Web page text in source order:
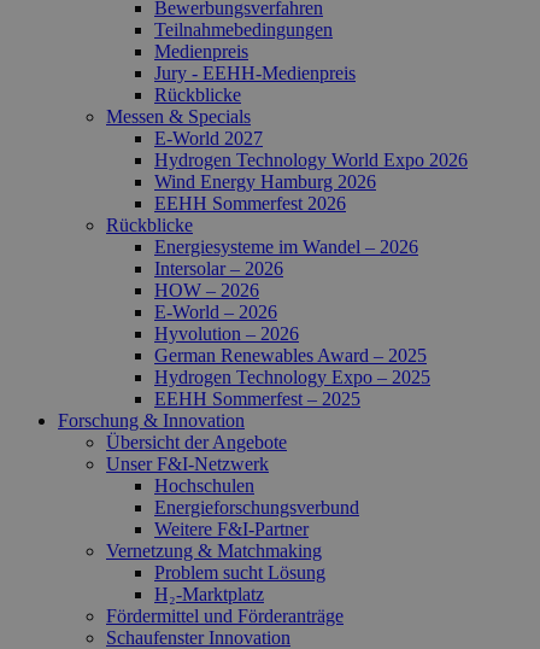
Bewerbungsverfahren
Teilnahmebedingungen
Medienpreis
Jury - EEHH-Medienpreis
Rückblicke
Messen & Specials
E-World 2027
Hydrogen Technology World Expo 2026
Wind Energy Hamburg 2026
EEHH Sommerfest 2026
Rückblicke
Energiesysteme im Wandel – 2026
Intersolar – 2026
HOW – 2026
E-World – 2026
Hyvolution – 2026
German Renewables Award – 2025
Hydrogen Technology Expo – 2025
EEHH Sommerfest – 2025
Forschung & Innovation
Übersicht der Angebote
Unser F&I-Netzwerk
Hochschulen
Energie­forschungs­verbund
Weitere F&I-Partner
Vernetzung & Matchmaking
Problem sucht Lösung
H₂-Marktplatz
Fördermittel und Förderanträge
Schaufenster Innovation